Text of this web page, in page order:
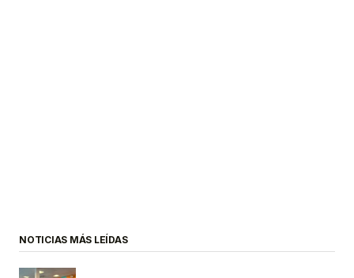
NOTICIAS MÁS LEÍDAS